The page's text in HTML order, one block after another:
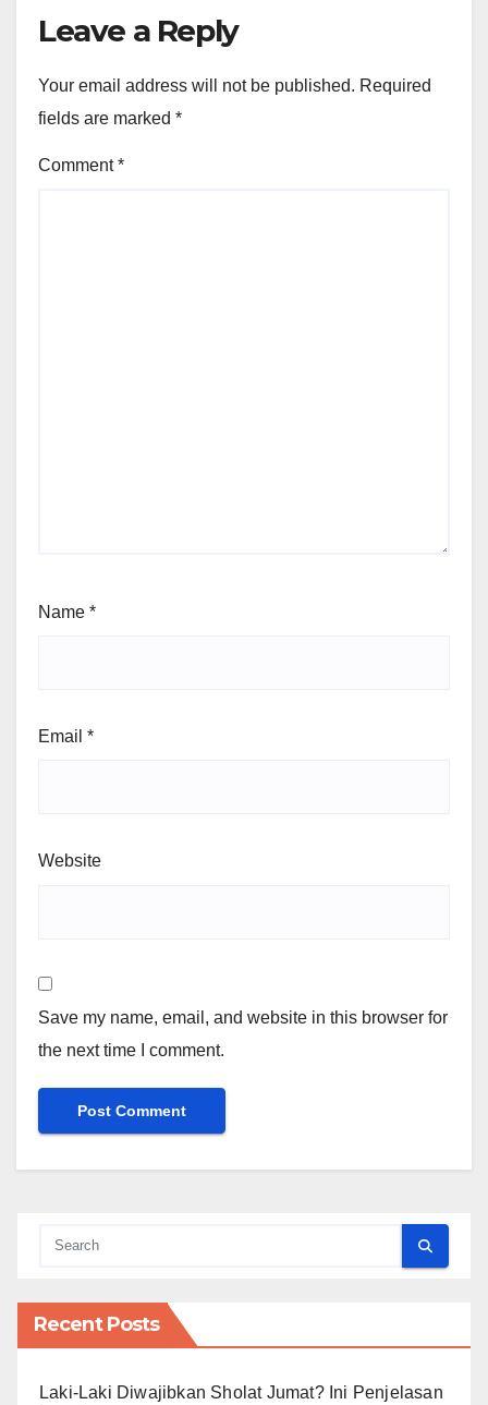
Leave a Reply
Your email address will not be published. Required
fields are marked *
Comment*
Name *
Email *
Website
Save my name, email, and website in this browser for
the next time I comment.
Recent Posts
Laki-Laki Diwajibkan Sholat Jumat? Ini Penjelasan